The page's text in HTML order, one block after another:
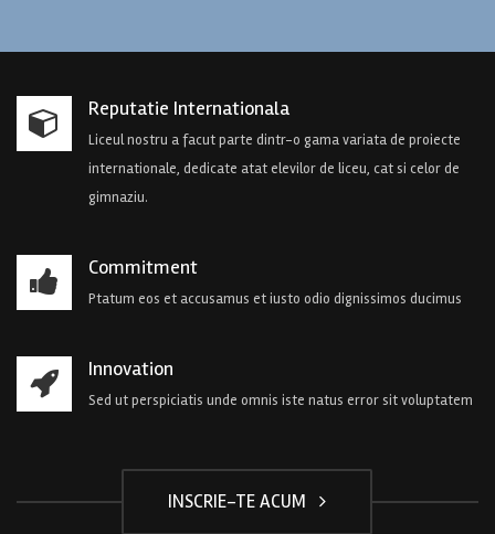
Reputatie Internationala
Liceul nostru a facut parte dintr-o gama variata de proiecte
internationale, dedicate atat elevilor de liceu, cat si celor de
gimnaziu.
Commitment
Ptatum eos et accusamus et iusto odio dignissimos ducimus
Innovation
Sed ut perspiciatis unde omnis iste natus error sit voluptatem
INSCRIE-TE ACUM